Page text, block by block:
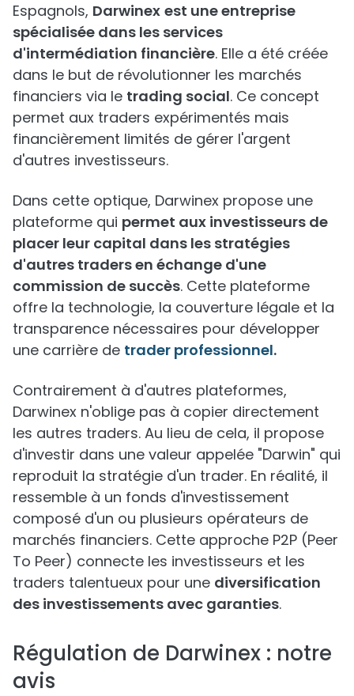
Espagnols, Darwinex est une entreprise
spécialisée dans les services
d'intermédiation financière. Elle a été créée
dans le but de révolutionner les marchés
financiers via le trading social. Ce concept
permet aux traders expérimentés mais
financièrement limités de gérer l'argent
d'autres investisseurs.
Dans cette optique, Darwinex propose une
plateforme qui permet aux investisseurs de
placer leur capital dans les stratégies
d'autres traders en échange d'une
commission de succès. Cette plateforme
offre la technologie, la couverture légale et la
transparence nécessaires pour développer
une carrière de trader professionnel.
Contrairement à d'autres plateformes,
Darwinex n'oblige pas à copier directement
les autres traders. Au lieu de cela, il propose
d'investir dans une valeur appelée "Darwin" qui
reproduit la stratégie d'un trader. En réalité, il
ressemble à un fonds d'investissement
composé d'un ou plusieurs opérateurs de
marchés financiers. Cette approche P2P (Peer
To Peer) connecte les investisseurs et les
traders talentueux pour une diversification
des investissements avec garanties.
Régulation de Darwinex : notre
avis